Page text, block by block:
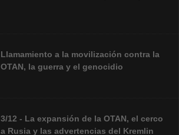
Llamamiento a la movilización contra la
OTAN, la guerra y el genocidio
3/12 - La expansión de la OTAN, el cerco
a Rusia y las advertencias del Kremlin